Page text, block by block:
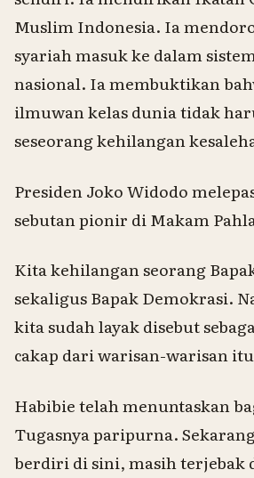
Muslim Indonesia. Ia
syariah masuk ke dalam
nasional. Ia membuktikan
ilmuwan kelas dunia tidak
seseorang kehilangan
Presiden Joko Widodo
sebutan pionir di Makam
Kita kehilangan seorang
sekaligus Bapak Demokrasi.
kita sudah layak disebut
cakap dari warisan-warisan
Habibie telah menuntaskan
Tugasnya paripurna.
berdiri di sini, masih terjebak